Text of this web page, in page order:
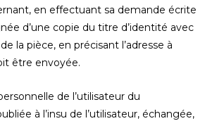
en effectuant sa demande écrite
d’une copie du titre d’identité avec
la pièce, en précisant l’adresse à
être envoyée.
de l’utilisateur du
à l’insu de l’utilisateur, échangée,